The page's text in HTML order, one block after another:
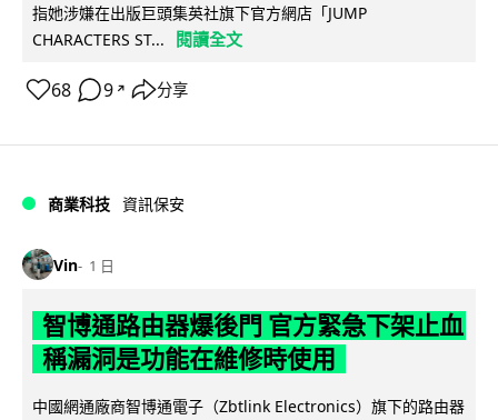
指她涉嫌在出版巨頭集英社旗下官方網店「JUMP
CHARACTERS ST...
閱讀全文
68 9 ↗ 分享
商業科技 資訊保安
Vin 1 日
智博通路由器爆後門 官方緊急下架止血
稱漏洞是功能在維修時使用
中國網通廠商智博通電子（Zbtlink Electronics）旗下的路由器